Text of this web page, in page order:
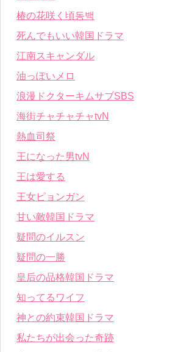
椿の花咲く頃동백
死んでもいい韓国ドラマ
江南スキャンダル
油っぽいメロ
浪漫ドクターキムサブSBS
海街チャチャチャtvN
熱血司祭
王になった男tvN
王は愛する
王女ピョンガン
甘い敵韓国ドラマ
疑問のイルスン
疑問の一勝
皇后の品格韓国ドラマ
知ってるワイフ
神との約束韓国ドラマ
私たちが出会った奇跡